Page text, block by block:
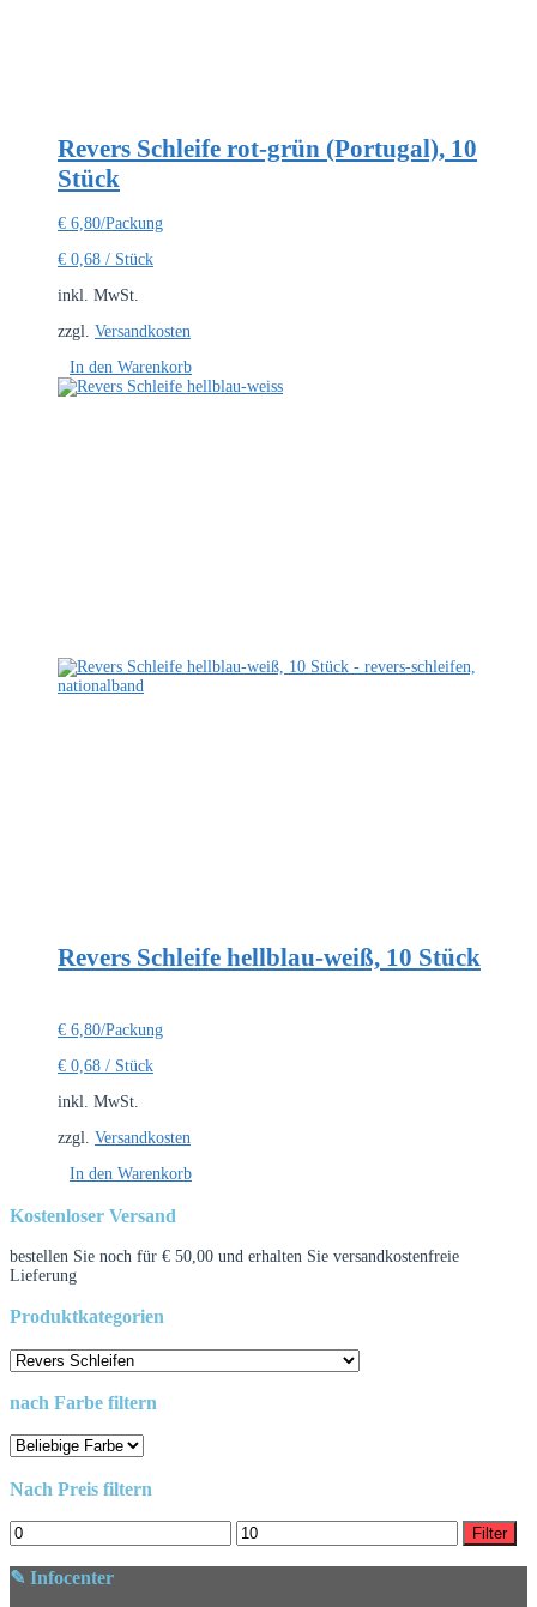
Revers Schleife rot-grün (Portugal), 10
Stück
€ 6,80/Packung
€ 0,68 / Stück
inkl. MwSt.
zzgl. Versandkosten
In den Warenkorb
Revers Schleife hellblau-weiß, 10 Stück
€ 6,80/Packung
€ 0,68 / Stück
inkl. MwSt.
zzgl. Versandkosten
In den Warenkorb
Kostenloser Versand
bestellen Sie noch für € 50,00 und erhalten Sie versandkostenfreie
Lieferung
Produktkategorien
nach Farbe filtern
Nach Preis filtern
Min.
Preis
Max.
Preis
Filter
✎ Infocenter